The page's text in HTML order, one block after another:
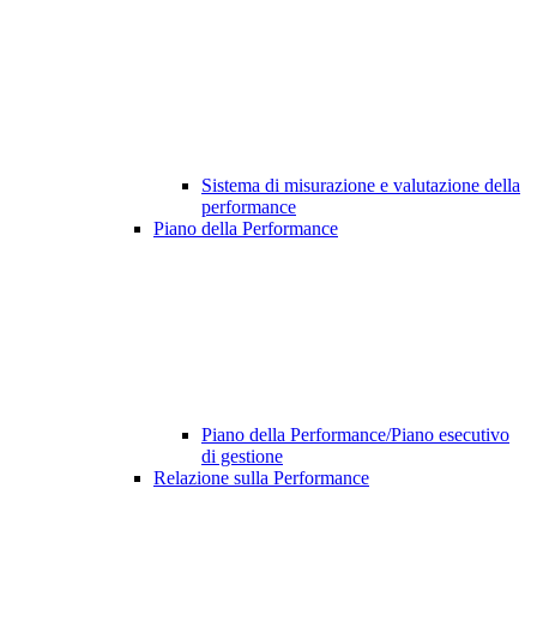
Sistema di misurazione e valutazione della
performance
Piano della Performance
Piano della Performance/Piano esecutivo
di gestione
Relazione sulla Performance